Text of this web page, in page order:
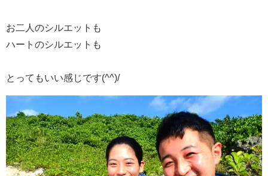
お二人のシルエットも
ハートのシルエットも
とってもいい感じです(^^)/